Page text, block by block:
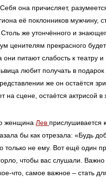
она причисляет,
её поклонников мужчину,
же утончённого и
ценителям прекрасного будет
они питают слабость к
любит получать в
же он остаётся
на сцене, остаётся актрисой в
женщина Лев прислушивается
бы как отрезала: «Будь
только не ему. Вот ещё один
чтобы вас слушали.
что, самое важное – стать